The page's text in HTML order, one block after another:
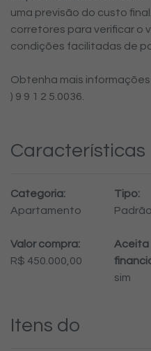
uma previsão do custo
corretores para verificar o
condições facilitadas de
Obtenha mais
) 9 9 1 2 5.0036.
Características
Categoria:
Apartamento
Tipo:
Padrão
Valor compra:
R$ 450.000,00
Aceita
sim
Itens do